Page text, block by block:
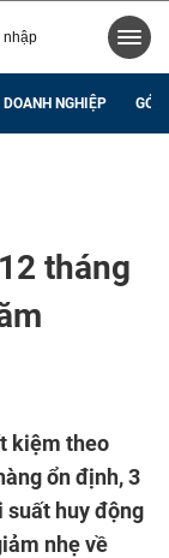
DOANH NGHIỆP GÓC
tháng
kiệm theo
ổn định, 3
suất huy động
nhẹ về